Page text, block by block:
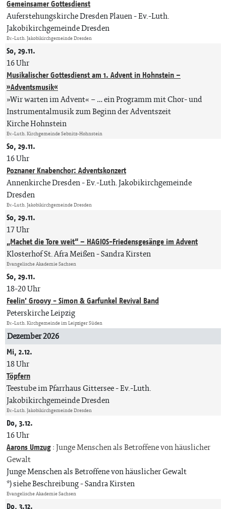
Gemeinsamer Gottesdienst
Auferstehungskirche Dresden Plauen Ev.-Luth.
Jakobikirchgemeinde Dresden
Ev.-Luth. Jakobikirchgemeinde Dresden
So, 29.11.
16 Uhr
Musikalischer Gottesdienst am 1. Advent in Hohnstein –
»Adventsmusik«
»Wir warten im Advent« – … ein Programm mit Chor- und
Instrumentalmusik zum Beginn der Adventszeit
Kirche Hohnstein
Ev.-Luth. Kirchgemeinde Sebnitz-Hohnstein
So, 29.11.
16 Uhr
Poznaner Knabenchor: Adventskonzert
Annenkirche Dresden Ev.-Luth. Jakobikirchgemeinde
Dresden
Ev.-Luth. Jakobikirchgemeinde Dresden
So, 29.11.
17 Uhr
„Machet die Tore weit“ – HAGIOS-Friedensgesänge im Advent
Klosterhof St. Afra Meißen Sandra Kirsten
Evangelische Akademie Sachsen
So, 29.11.
18-20 Uhr
Feelin' Groovy - Simon & Garfunkel Revival Band
Peterskirche Leipzig
Ev.-Luth. Kirchgemeinde im Leipziger Süden
Dezember 2026
Mi, 2.12.
18 Uhr
Töpfern
Teestube im Pfarrhaus Gittersee Ev.-Luth.
Jakobikirchgemeinde Dresden
Ev.-Luth. Jakobikirchgemeinde Dresden
Do, 3.12.
16 Uhr
Aarons Umzug:Junge Menschen als Betroffene von häuslicher
Gewalt
Junge Menschen als Betroffene von häuslicher Gewalt
*) siehe Beschreibung Sandra Kirsten
Evangelische Akademie Sachsen
Do, 3.12.